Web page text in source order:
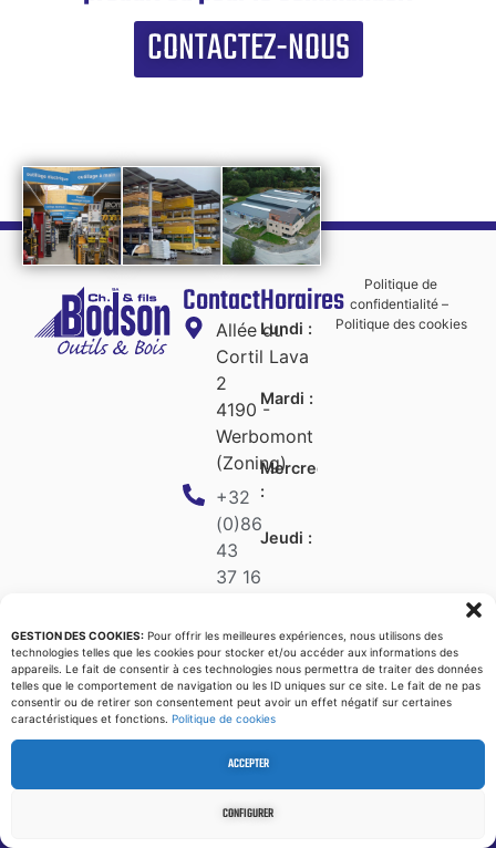
GESTION DES COOKIES: Pour offrir les meilleures expériences, nous utilisons des
technologies telles que les cookies pour stocker et/ou accéder aux informations des
appareils. Le fait de consentir à ces technologies nous permettra de traiter des données
telles que le comportement de navigation ou les ID uniques sur ce site. Le fait de ne pas
consentir ou de retirer son consentement peut avoir un effet négatif sur certaines
caractéristiques et fonctions. Politique de cookies
ACCEPTER
CONFIGURER
CONTACTEZ-NOUS
Horaires
Lundi :
7h45
Mardi :
Mercredi
:
Jeudi :
:
-
17h30
Samedi :
8h00
-
:
Contact
Allée du
Cortil Lava
2
4190 -
Werbomont
(Zoning)
+32
(0)86
43
37 16
BE0474.542.410
Politique de
confidentialité –
Politique des cookies
© 2026 – Réalisation :Code Communication